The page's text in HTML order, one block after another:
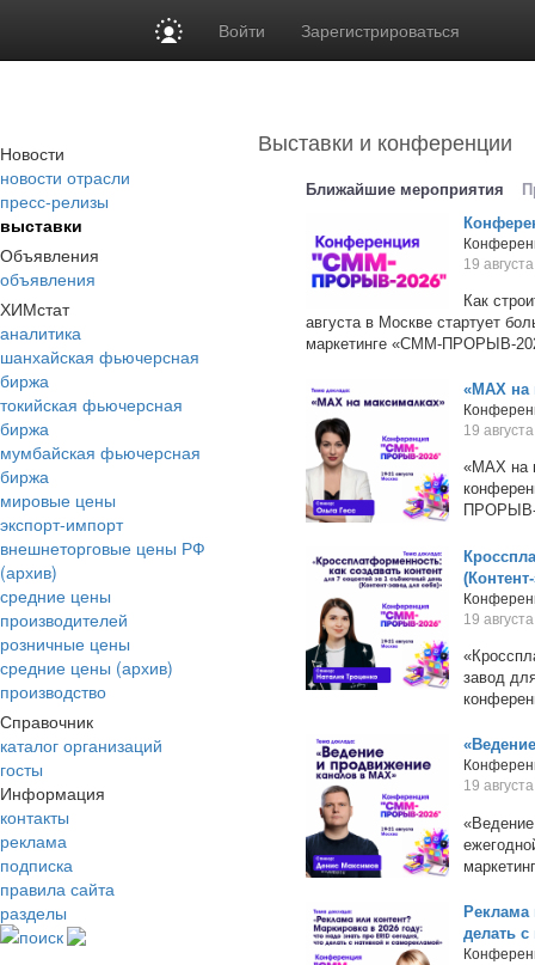
Войти Зарегистрироваться
Новости
новости отрасли
пресс-релизы
выставки
Объявления
объявления
ХИМстат
аналитика
шанхайская фьючерсная
биржа
токийская фьючерсная
биржа
мумбайская фьючерсная
биржа
мировые цены
экспорт-импорт
внешнеторговые цены РФ
(архив)
средние цены
производителей
розничные цены
средние цены (архив)
производство
Справочник
каталог организаций
госты
Информация
контакты
реклама
подписка
правила сайта
разделы
поиск
Выставки и конференции
Ближайшие мероприятия
19
Как
августа в Москве стартует
маркетинге «СММ-ПРОРЫВ-
«MAX на
19
«MAX на
ПРОРЫВ-
19
завод
19
Реклама
делать